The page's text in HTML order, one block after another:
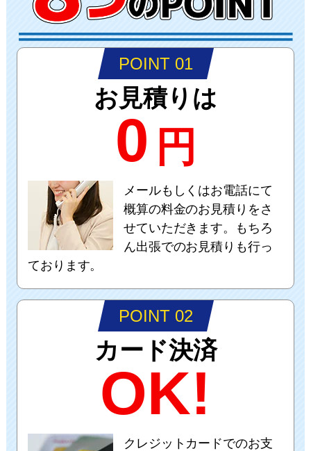
POINT 01
お見積りは
0 円
メールもしくはお電話にて
概算の料金のお見積りをさ
せていただきます。もちろ
ん出張でのお見積りも行っ
ております。
POINT 02
カード決済
OK!
クレジットカードでのお支